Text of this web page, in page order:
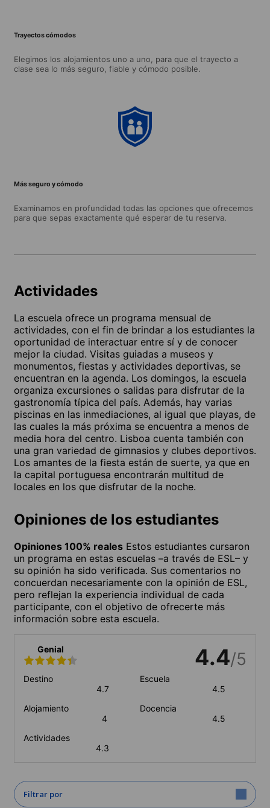
Trayectos cómodos
Elegimos los alojamientos uno a uno, para que el trayecto a
clase sea lo más seguro, fiable y cómodo posible.
Más seguro y cómodo
Examinamos en profundidad todas las opciones que ofrecemos
para que sepas exactamente qué esperar de tu reserva.
Actividades
La escuela ofrece un programa mensual de
actividades, con el fin de brindar a los estudiantes la
oportunidad de interactuar entre sí y de conocer
mejor la ciudad. Visitas guiadas a museos y
monumentos, fiestas y actividades deportivas, se
encuentran en la agenda. Los domingos, la escuela
organiza excursiones o salidas para disfrutar de la
gastronomía típica del país. Además, hay varias
piscinas en las inmediaciones, al igual que playas, de
las cuales la más próxima se encuentra a menos de
media hora del centro. Lisboa cuenta también con
una gran variedad de gimnasios y clubes deportivos.
Los amantes de la fiesta están de suerte, ya que en
la capital portuguesa encontrarán multitud de
locales en los que disfrutar de la noche.
Opiniones de los estudiantes
Opiniones 100% reales Estos estudiantes cursaron
un programa en estas escuelas –a través de ESL– y
su opinión ha sido verificada. Sus comentarios no
concuerdan necesariamente con la opinión de ESL,
pero reflejan la experiencia individual de cada
participante, con el objetivo de ofrecerte más
información sobre esta escuela.
Genial 4.4/5
Destino
4.7
Escuela
4.5
Alojamiento
4
Docencia
4.5
Actividades
4.3
Filtrar por